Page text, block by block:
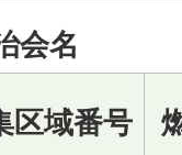
会名
区域番号